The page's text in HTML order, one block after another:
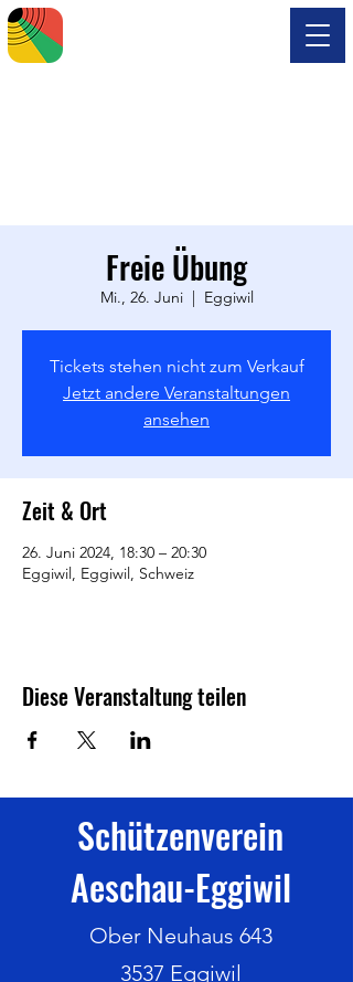
Freie Übung
Mi., 26. Juni
  |
Eggiwil
Tickets stehen nicht zum Verkauf
Jetzt andere Veranstaltungen
ansehen
Zeit & Ort
26. Juni 2024, 18:30 – 20:30
Eggiwil, Eggiwil, Schweiz
Diese Veranstaltung teilen
Schützenverein
Aeschau-Eggiwil
Ober Neuhaus 643
3537 Eggiwil